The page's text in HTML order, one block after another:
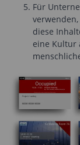
Für
diese
eine Kultur